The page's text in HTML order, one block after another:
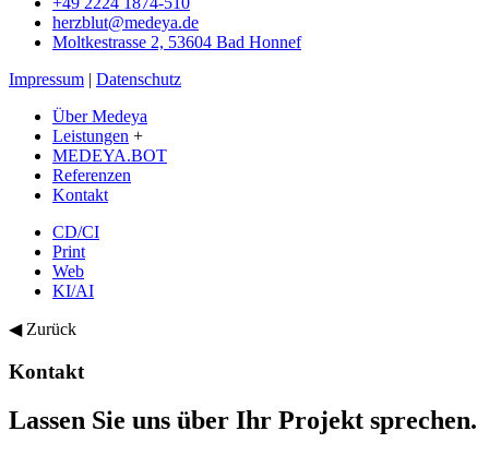
herzblut@medeya.de
Moltkestrasse 2, 53604 Bad Honnef
Impressum | Datenschutz
Über Medeya
Leistungen +
MEDEYA.BOT
Referenzen
Kontakt
CD/CI
Print
Web
KI/AI
◀ Zurück
Kontakt
Lassen Sie uns über Ihr Projekt sprechen.